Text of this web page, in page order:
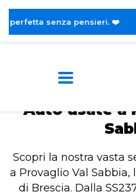
Home Auto
Auto usate a
Scopri la nostra vasta
a Provaglio Val
di Brescia. Dalla